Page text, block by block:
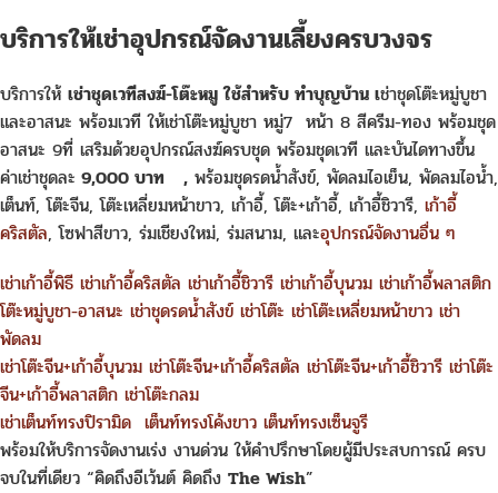
บริการให้เช่าอุปกรณ์จัดงานเลี้ยงครบวงจร
บริการให้ เช่าชุดเวทีสงฆ์-โต๊ะหมู ใช้สำหรับ ทำบุญบ้าน เช่าชุดโต๊ะหมู่บูชา
และอาสนะ พร้อมเวที ให้เช่าโต๊ะหมู่บูชา หมู่7 หน้า 8 สีครีม-ทอง พร้อมชุด
อาสนะ 9ที่ เสริมด้วยอุปกรณ์สงฆ์ครบชุด พร้อมชุดเวที และบันไดทางขึ้น
ค่าเช่าชุดละ 9,000 บาท , พร้อมชุดรดน้ำสังข์, พัดลมไอเย็น, พัดลมไอน้ำ,
เต็นท์, โต๊ะจีน, โต๊ะเหลี่ยมหน้าขาว, เก้าอี้, โต๊ะ+เก้าอี้, เก้าอี้ชิวารี, เก้าอี้
คริสตัล, โซฟาสีขาว, ร่มเชียงใหม่, ร่มสนาม, และอุปกรณ์จัดงานอื่น ๆ
เช่าเก้าอี้พิธี เช่าเก้าอี้คริสตัล เช่าเก้าอี้ชิวารี เช่าเก้าอี้บุนวม เช่าเก้าอี้พลาสติก
โต๊ะหมู่บูชา-อาสนะ เช่าชุดรดน้ำสังข์ เช่าโต๊ะ เช่าโต๊ะเหลี่ยมหน้าขาว เช่า
พัดลม
เช่าโต๊ะจีน+เก้าอี้บุนวม เช่าโต๊ะจีน+เก้าอี้คริสตัล เช่าโต๊ะจีน+เก้าอี้ชิวารี เช่าโต๊ะ
จีน+เก้าอี้พลาสติก เช่าโต๊ะกลม
เช่าเต็นท์ทรงปิรามิด เต็นท์ทรงโค้งขาว เต็นท์ทรงเซ็นจูรี
พร้อมให้บริการจัดงานเร่ง งานด่วน ให้คำปรึกษาโดยผู้มีประสบการณ์ ครบ
จบในที่เดียว “คิดถึงอีเว้นต์ คิดถึง The Wish”